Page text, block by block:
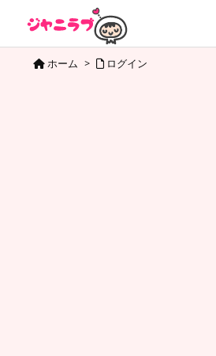
ホーム > ログイン